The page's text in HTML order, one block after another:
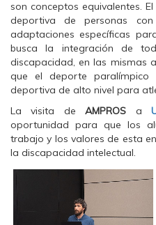
son conceptos equivalentes.
deportiva de personas
adaptaciones específicas
busca la integración de
discapacidad, en las mismas
que el deporte paralímpico
deportiva de alto nivel para
La visita deAMPROS a
oportunidad para que los
trabajo y los valores de esta
la discapacidad intelectual.